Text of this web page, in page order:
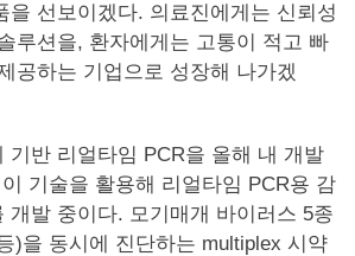
을 선보이겠다. 의료진에게는 신뢰성
루션을, 환자에게는 고통이 적고 빠
공하는 기업으로 성장해 나가겠
기반 리얼타임 PCR을 올해 내 개발
기술을 활용해 리얼타임 PCR용 감
개발 중이다. 모기매개 바이러스 5종
)을 동시에 진단하는 multiplex 시약